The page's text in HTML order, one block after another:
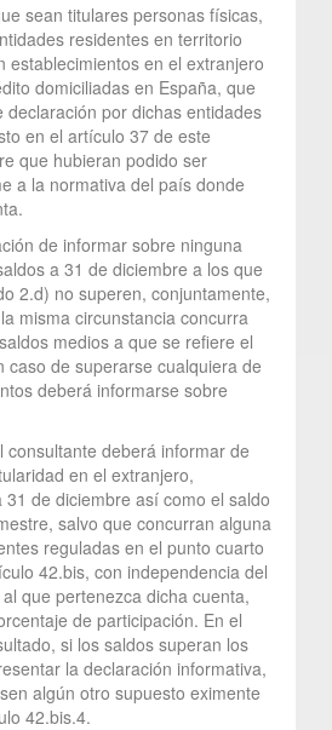
sean titulares personas físicas,
residentes en territorio
establecimientos en el extranjero
domiciliadas en España, que
declaración por dichas entidades
en el artículo 37 de este
que hubieran podido ser
a la normativa del país donde
de informar sobre ninguna
a 31 de diciembre a los que
2.d) no superen, conjuntamente,
misma circunstancia concurra
medios a que se refiere el
caso de superarse cualquiera de
deberá informarse sobre
consultante deberá informar de
en el extranjero,
31 de diciembre así como el saldo
salvo que concurran alguna
reguladas en el punto cuarto
42.bis, con independencia del
que pertenezca dicha cuenta,
de participación. En el
si los saldos superan los
la declaración informativa,
algún otro supuesto eximente
42.bis.4.